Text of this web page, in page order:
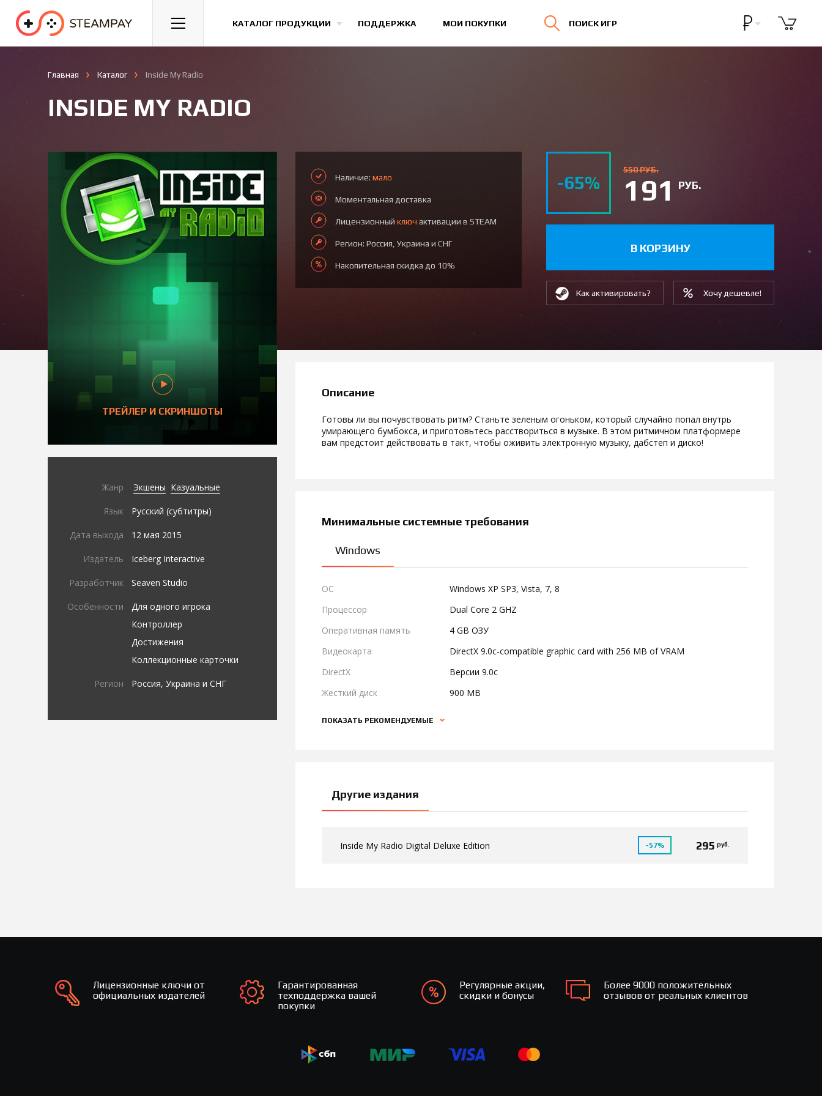
КАТАЛОГ ПРОДУКЦИИ ПОДДЕРЖКА МОИ ПОКУПКИ ПОИСК ИГР
Спорт Гонки Казуальные Все игры
Главная Каталог Inside My Radio
INSIDE MY RADIO
ТРЕЙЛЕР И СКРИНШОТЫ
Жанр Экшены Казуальные
Язык Русский (субтитры)
Дата выхода 12 мая 2015
Издатель Iceberg Interactive
Разработчик Seaven Studio
Особенности
Для одного игрока
Контроллер
Достижения
Коллекционные карточки
Регион Россия, Украина и СНГ
Наличие: мало
Моментальная доставка
Лицензионный ключ активации в STEAM
Регион: Россия, Украина и СНГ
Накопительная скидка до 10%
-65%
550 РУБ.
191РУБ.
В КОРЗИНУ
Как активировать? Хочу дешевле!
Описание
Готовы ли вы почувствовать ритм? Станьте зеленым огоньком, который случайно попал внутрь
умирающего бумбокса, и приготовьтесь расствориться в музыке. В этом ритмичном платформере
вам предстоит действовать в такт, чтобы оживить электронную музыку, дабстеп и диско!
Минимальные системные требования
Windows
ОС
Windows XP SP3, Vista, 7, 8
Процессор
Dual Core 2 GHZ
Оперативная память
4 GB ОЗУ
Видеокарта
DirectX 9.0c-compatible graphic card with 256 MB of VRAM
DirectX
Версии 9.0c
Жесткий диск
900 MB
ПОКАЗАТЬ РЕКОМЕНДУЕМЫЕ
Другие издания
Inside My Radio Digital Deluxe Edition -57% 295 руб.
Лицензионные ключи от
официальных издателей
Гарантированная
техподдержка вашей
покупки
Регулярные акции,
скидки и бонусы
Более 9000 положительных
отзывов от реальных клиентов